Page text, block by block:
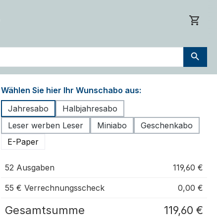
Wählen Sie hier Ihr Wunschabo aus:
Jahresabo
Halbjahresabo
Leser werben Leser
Miniabo
Geschenkabo
E-Paper
52 Ausgaben 119,60 €
55 € Verrechnungsscheck 0,00 €
Gesamtsumme 119,60 €